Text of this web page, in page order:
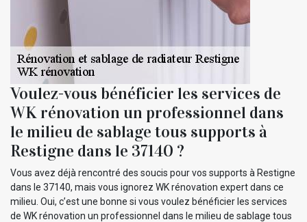
Voulez-vous bénéficier les services de
WK rénovation un professionnel dans
le milieu de sablage tous supports à
Restigne dans le 37140 ?
Vous avez déjà rencontré des soucis pour vos supports à Restigne
dans le 37140, mais vous ignorez WK rénovation expert dans ce
milieu. Oui, c’est une bonne si vous voulez bénéficier les services
de WK rénovation un professionnel dans le milieu de sablage tous